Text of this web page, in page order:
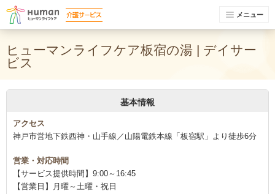
メニュー
ヒューマンライフケア板宿の湯 | デイサー
ビス
基本情報
アクセス
神戸市営地下鉄西神・山手線／山陽電鉄本線「板宿駅」より徒歩6分
営業・対応時間
【サービス提供時間】9:00～16:45
【営業日】月曜～土曜・祝日